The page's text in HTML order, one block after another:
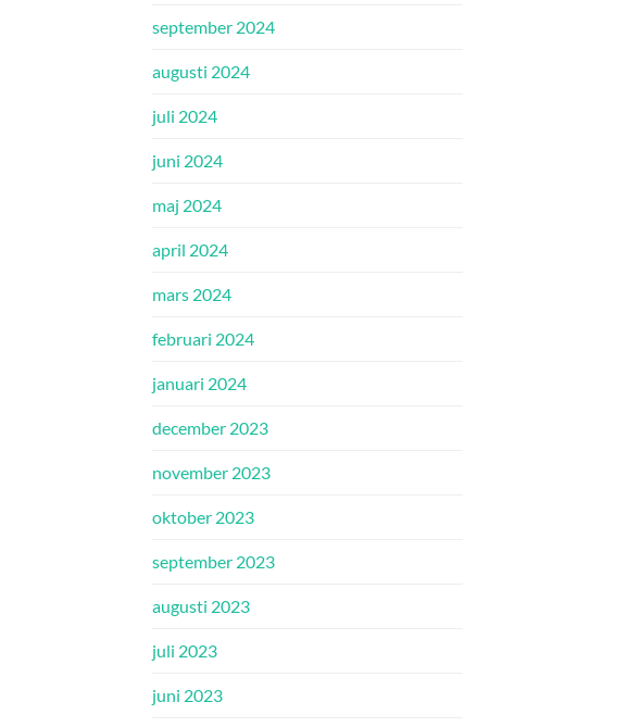
september 2024
augusti 2024
juli 2024
juni 2024
maj 2024
april 2024
mars 2024
februari 2024
januari 2024
december 2023
november 2023
oktober 2023
september 2023
augusti 2023
juli 2023
juni 2023